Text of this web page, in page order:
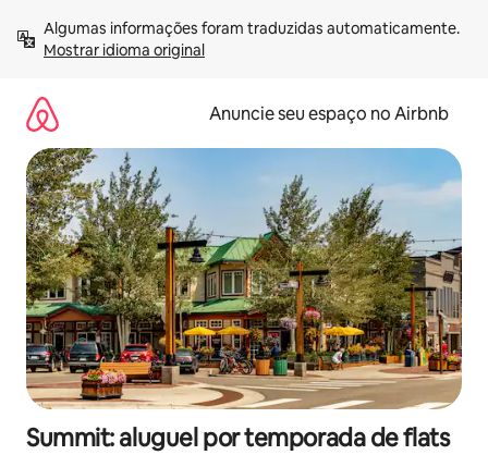
para
Mostrar idioma original
Anuncie seu espaço no Airbnb
Summit: aluguel por temporada de flats